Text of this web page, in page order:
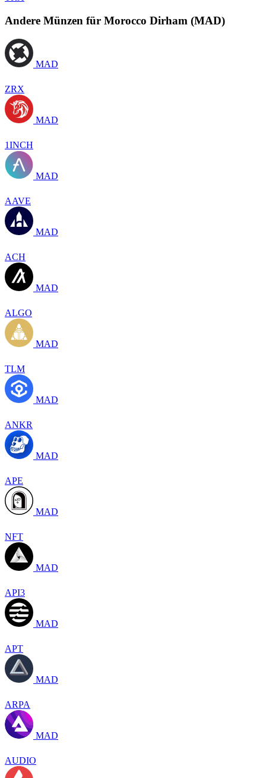
Andere Münzen für Morocco Dirham (MAD)
MAD
ZRX
MAD
1INCH
MAD
AAVE
MAD
ACH
MAD
ALGO
MAD
TLM
MAD
ANKR
MAD
APE
MAD
NFT
MAD
API3
MAD
APT
MAD
ARPA
MAD
AUDIO